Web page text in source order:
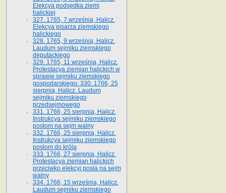
Elekcya podsędka ziemi
halickiej
327. 1765, 7 września, Halicz.
Elekcya pisarza ziemskiego
halickiego
328. 1765, 9 września, Halicz.
Laudum sejmiku ziemskiego
deputackiego
329. 1765, 11 września, Halicz.
Protestacya ziemian halickich w
sprawie sejmiku ziemskiego
gospodarskiego. 330. 1766, 25
sierpnia, Halicz. Laudum
sejmiku ziemskiego
przedsejmowego
331. 1766, 25 sierpnia, Halicz.
Instrukcya sejmiku ziemskiego
posłom na sejm walny
332. 1766, 25 sierpnia, Halicz.
Instrukcya sejmiku ziemskiego
posłom do króla
333. 1766, 27 sierpnia, Halicz.
Protestacya ziemian halickich
przeciwko elekcyi posła na sejm
walny
334. 1766, 15 września, Halicz.
Laudum sejmiku ziemskiego